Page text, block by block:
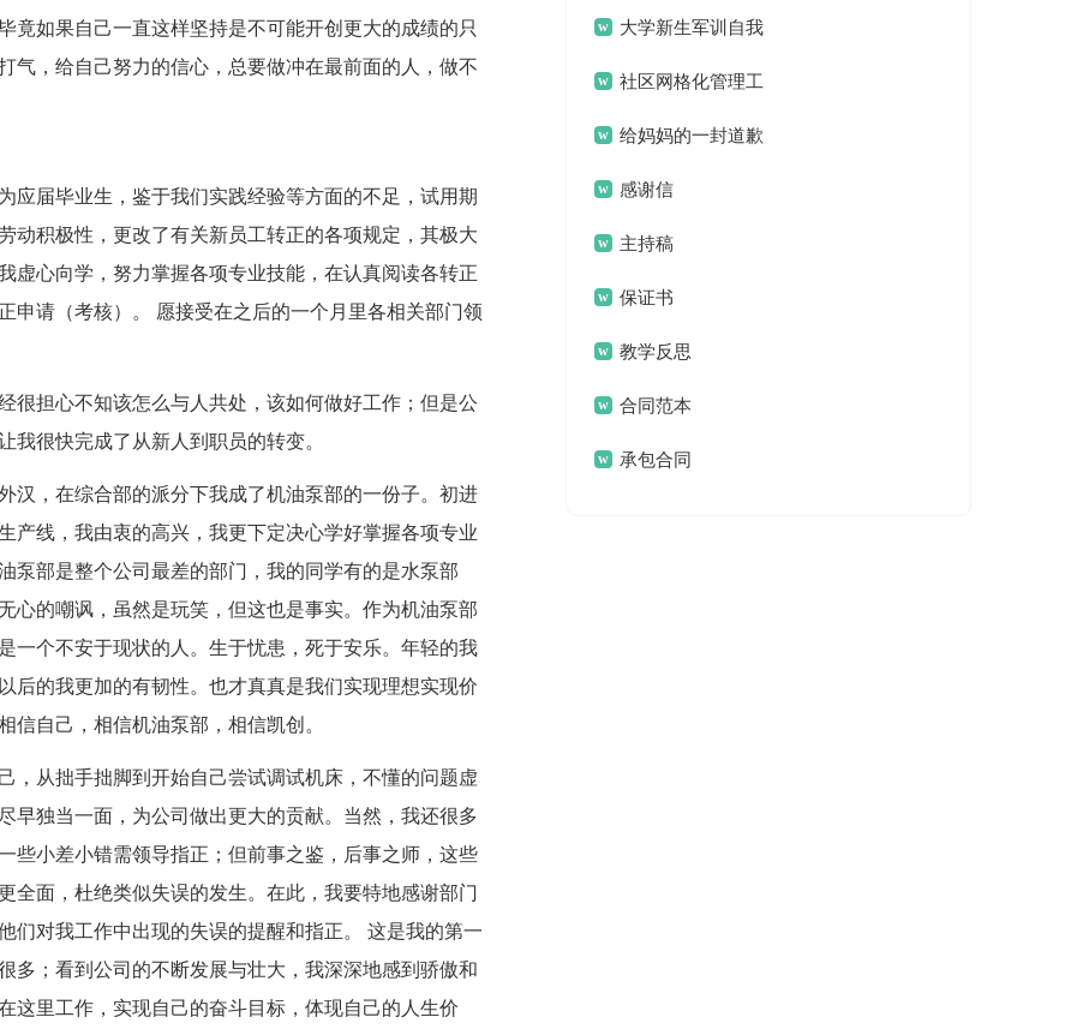
竟如果自己一直这样坚持是不可能开创更大的成绩的只
气，给自己努力的信心，总要做冲在最前面的人，做不
应届毕业生，鉴于我们实践经验等方面的不足，试用期
动积极性，更改了有关新员工转正的各项规定，其极大
虚心向学，努力掌握各项专业技能，在认真阅读各转正
申请（考核）。 愿接受在之后的一个月里各相关部门领
很担心不知该怎么与人共处，该如何做好工作；但是公
我很快完成了从新人到职员的转变。
汉，在综合部的派分下我成了机油泵部的一份子。初进
产线，我由衷的高兴，我更下定决心学好掌握各项专业
泵部是整个公司最差的部门，我的同学有的是水泵部
心的嘲讽，虽然是玩笑，但这也是事实。作为机油泵部
一个不安于现状的人。生于忧患，死于安乐。年轻的我
后的我更加的有韧性。也才真真是我们实现理想实现价
信自己，相信机油泵部，相信凯创。
，从拙手拙脚到开始自己尝试调试机床，不懂的问题虚
早独当一面，为公司做出更大的贡献。当然，我还很多
些小差小错需领导指正；但前事之鉴，后事之师，这些
全面，杜绝类似失误的发生。在此，我要特地感谢部门
们对我工作中出现的失误的提醒和指正。 这是我的第一
多；看到公司的不断发展与壮大，我深深地感到骄傲和
这里工作，实现自己的奋斗目标，体现自己的人生价
案 大学新生军训自我
鉴定社区网格化管理工
作总结给妈妈的一封道歉
信 感谢信
主持稿
保证书
教学反思
合同范本
承包合同